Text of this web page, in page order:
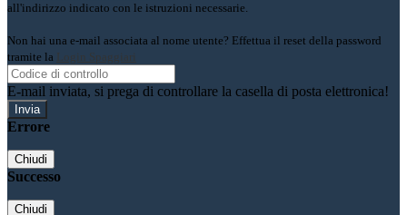
all'indirizzo indicato con le istruzioni necessarie.
Non hai una e-mail associata al nome utente? Effettua il reset della password
tramite la Login Spaggiari
E-mail inviata, si prega di controllare la casella di posta elettronica!
Errore
Chiudi
Successo
Chiudi